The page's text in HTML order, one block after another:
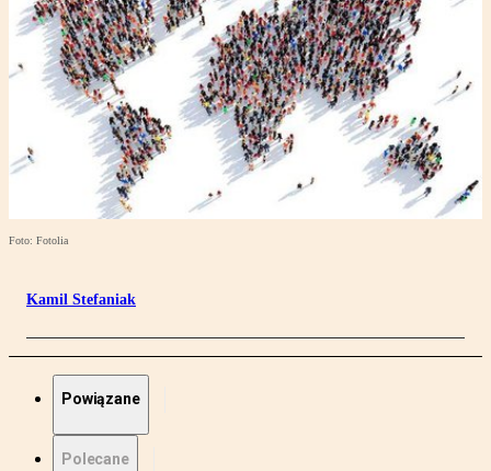
Foto: Fotolia
Kamil Stefaniak
Powiązane
Polecane